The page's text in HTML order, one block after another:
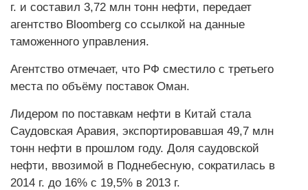
г. и составил 3,72 млн тонн нефти, передает
агентство Bloomberg со ссылкой на данные
таможенного управления.
Агентство отмечает, что РФ сместило с третьего
места по объёму поставок Оман.
Лидером по поставкам нефти в Китай стала
Саудовская Аравия, экспортировавшая 49,7 млн
тонн нефти в прошлом году. Доля саудовской
нефти, ввозимой в Поднебесную, сократилась в
2014 г. до 16% с 19,5% в 2013 г.